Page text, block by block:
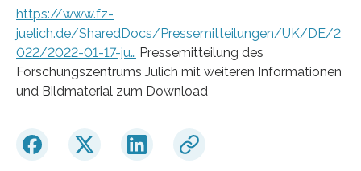
https://www.fz-
juelich.de/SharedDocs/Pressemitteilungen/UK/DE/2
022/2022-01-17-ju… Pressemitteilung des
Forschungszentrums Jülich mit weiteren Informationen
und Bildmaterial zum Download